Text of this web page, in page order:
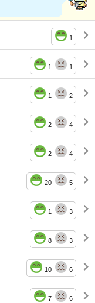
1
1 1
1 2
2 4
2 4
20 5
1 3
8 3
10 6
7 6